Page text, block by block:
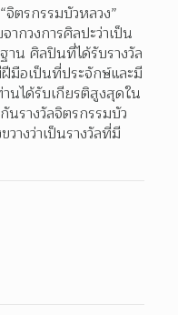
จิตรกรรมบัวหลวง”
กวงการศิลปะว่าเป็น
าน ศิลปินที่ได้รับรางวัล
มือเป็นที่ประจักษ์และมี
นได้รับเกียรติสูงสุดใน
รางวัลจิตรกรรมบัว
างว่าเป็นรางวัลที่มี